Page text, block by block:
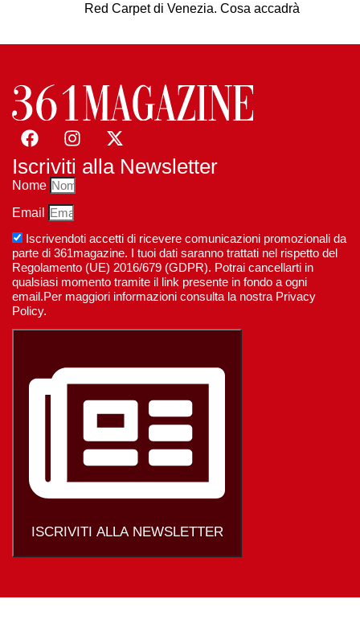
Red Carpet di Venezia. Cosa accadrà
Iscriviti alla Newsletter
Nome
Email
Iscrivendoti accetti di ricevere comunicazioni promozionali da
parte di 361magazine. I tuoi dati saranno trattati nel rispetto del
Regolamento (UE) 2016/679 (GDPR). Potrai cancellarti in
qualsiasi momento tramite il link presente in fondo a ogni
email.Per maggiori informazioni consulta la nostra Privacy
Policy.
ISCRIVITI ALLA NEWSLETTER